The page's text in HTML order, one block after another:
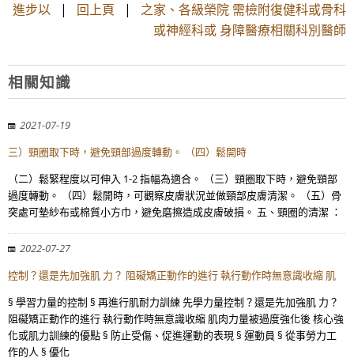
進步以 | 回上頁 | 之家、各級榮院 需檢附復健科或骨科
或神經科或 身障醫療相關科別醫師
相關知識
2021-07-19
三）頸圈取下時，避免頸部過度轉動。 （四）鬆開時
（二）鬆緊程度以可伸入 1-2 指幅為適合。 （三）頸圈取下時，避免頸部
過度轉動。 （四）鬆開時，可觀察皮膚狀況並做頸部皮膚清潔。 （五）骨
突處可墊紗布或棉質小方巾，避免磨擦造成皮膚破損。 五、頸圈的清潔 ：
2022-07-27
控制？還是先加強肌 力？ 阻礙矯正動作的進行 執行動作時無意識收縮 肌
§ 學習力量的控制 § 再進行肌耐力訓練 先學力量控制？還是先加強肌 力？
阻礙矯正動作的進行 執行動作時無意識收縮 肌肉力量被過度強化後 核心強
化或肌力訓練的優點 § 防止受傷、促進運動的表現 § 運動員 § 從事勞力工
作的人 § 優化